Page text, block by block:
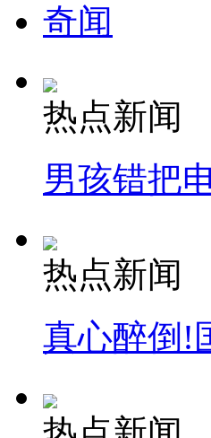
奇闻
热点新闻
男孩错把
热点新闻
真心醉倒!